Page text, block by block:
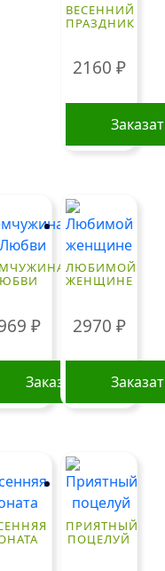
ВЕСЕННИЙ
ПРАЗДНИК
2160 ₽
₽
Заказать
ЛЮБИМОЙ
ЖЕНЩИНЕ
2970 ₽
ПРИЯТНЫЙ
ПОЦЕЛУЙ